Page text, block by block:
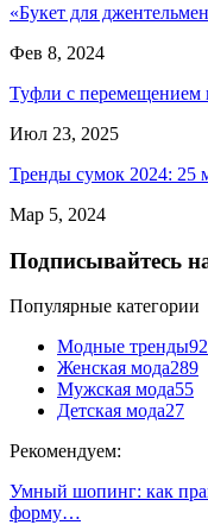
«Букет для
Фев 8, 2024
Туфли с
Июл 23, 2025
Тренды сумок 2024: 25
Мар 5, 2024
Подписывайтесь
Популярные категории
Модные тренды
Женская мода289
Мужская мода55
Детская мода27
Рекомендуем:
Умный шопинг: как
форму…